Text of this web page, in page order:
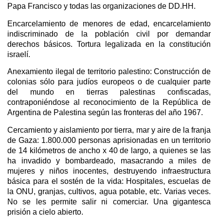
Papa Francisco y todas las organizaciones de DD.HH.
Encarcelamiento de menores de edad, encarcelamiento
indiscriminado de la población civil por demandar
derechos básicos. Tortura legalizada en la constitución
israelí.
Anexamiento ilegal de territorio palestino: Construcción de
colonias sólo para judíos europeos o de cualquier parte
del mundo en tierras palestinas confiscadas,
contraponiéndose al reconocimiento de la República de
Argentina de Palestina según las fronteras del año 1967.
Cercamiento y aislamiento por tierra, mar y aire de la franja
de Gaza: 1.800.000 personas aprisionadas en un territorio
de 14 kilómetros de ancho x 40 de largo, a quienes se las
ha invadido y bombardeado, masacrando a miles de
mujeres y niños inocentes, destruyendo infraestructura
básica para el sostén de la vida: Hospitales, escuelas de
la ONU, granjas, cultivos, agua potable, etc. Varias veces.
No se les permite salir ni comerciar. Una gigantesca
prisión a cielo abierto.